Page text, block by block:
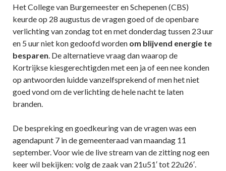
Het College van Burgemeester en Schepenen (CBS)
keurde op 28 augustus de vragen goed of de openbare
verlichting van zondag tot en met donderdag tussen 23 uur
en 5 uur niet kon gedoofd worden om blijvend energie te
besparen. De alternatieve vraag dan waarop de
Kortrijkse kiesgerechtigden met een ja of een nee konden
op antwoorden luidde vanzelfsprekend of men het niet
goed vond om de verlichting de hele nacht te laten
branden.
De bespreking en goedkeuring van de vragen was een
agendapunt 7 in de gemeenteraad van maandag 11
september. Voor wie de live stream van de zitting nog een
keer wil bekijken: volg de zaak van 21u51′ tot 22u26′.